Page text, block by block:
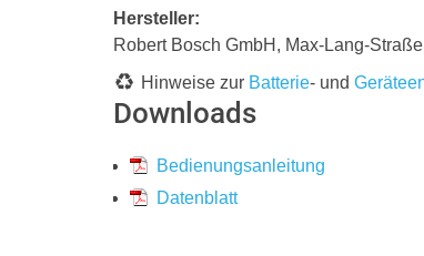
Hersteller:
Robert Bosch GmbH, Max-Lang-
Hinweise zur Batterie- und
Downloads
Bedienungsanleitung
Datenblatt